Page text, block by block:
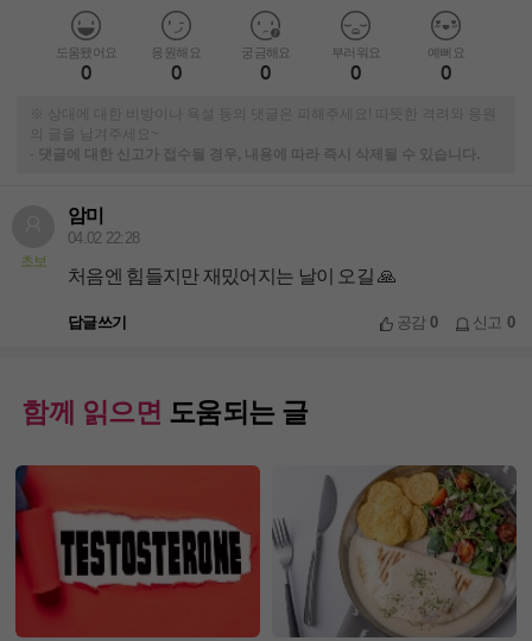
도움됐어요
0
응원해요
0
궁금해요
0
부러워요
0
예뻐요
0
※ 상대에 대한 비방이나 욕설 등의 댓글은 피해주세요! 따뜻한 격려와 응원
의 글을 남겨주세요~
-
댓글에 대한 신고가 접수될 경우, 내용에 따라 즉시 삭제될 수 있습니다.
초보
암미
04.02 22:28
처음엔 힘들지만 재밌어지는 날이 오길 🙏
답글쓰기 공감0 신고 0
함께 읽으면 도움되는 글